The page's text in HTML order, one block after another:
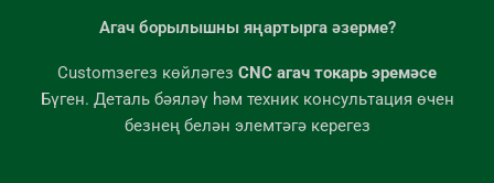
Агач борылышны яңартырга әзерме?
Customзегез көйләгез CNC агач токарь эремәсе
Бүген. Деталь бәяләү һәм техник консультация өчен
безнең белән элемтәгә керегез